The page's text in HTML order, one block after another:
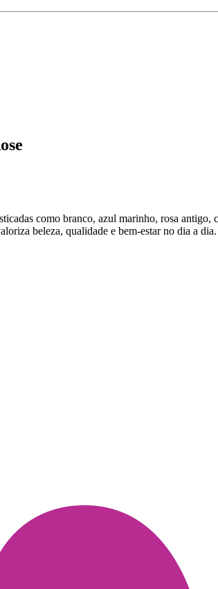
como branco, azul marinho, rosa
beleza, qualidade e bem-estar no dia a dia.